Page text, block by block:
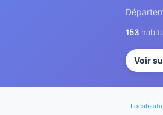
153
Voir